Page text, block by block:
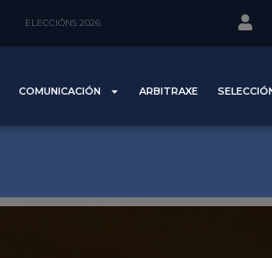
ELECCIÓNS 2026
COMUNICACIÓN ARBITRAXE